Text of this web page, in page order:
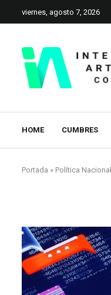
viernes, agosto 7, 2026
HOME CUMBRES
Portada » Política